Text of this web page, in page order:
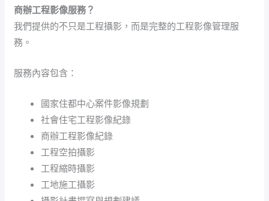
商辦工程影像服務？
我們提供的不只是工程攝影，而是完整的工程影像管理服
務。
服務內容包含：
國家住都中心案件影像規劃
社會住宅工程影像紀錄
商辦工程影像紀錄
工程空拍攝影
工程縮時攝影
工地施工攝影